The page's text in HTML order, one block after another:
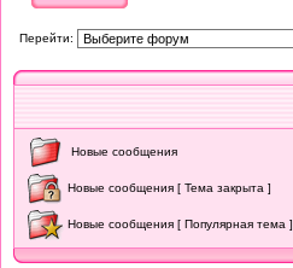
Перейти:
Новые сообщения
Новые сообщения [ Тема закрыта ]
Новые сообщения [ Популярная тема ]